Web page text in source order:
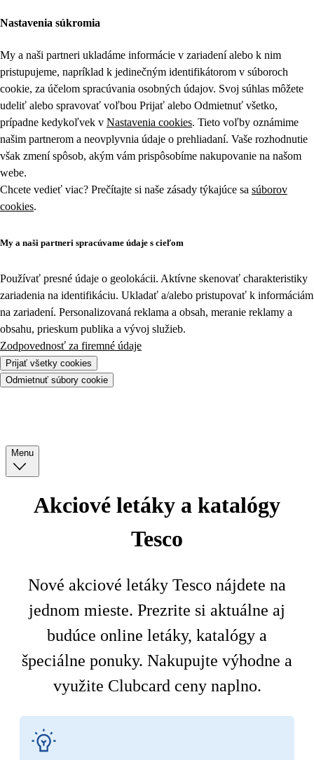
Nastavenia súkromia
My a naši partneri ukladáme informácie v zariadení alebo k nim
pristupujeme, napríklad k jedinečným identifikátorom v súboroch
cookie, za účelom spracúvania osobných údajov. Svoj súhlas môžete
udeliť alebo spravovať voľbou Prijať alebo Odmietnuť všetko,
prípadne kedykoľvek v Nastavenia cookies. Tieto voľby oznámime
našim partnerom a neovplyvnia údaje o prehliadaní. Vaše rozhodnutie
však zmení spôsob, akým vám prispôsobíme nakupovanie na našom
webe.
Chcete vedieť viac? Prečítajte si naše zásady týkajúce sa súborov
cookies.
My a naši partneri spracúvame údaje s cieľom
Používať presné údaje o geolokácii. Aktívne skenovať charakteristiky
zariadenia na identifikáciu. Ukladať a/alebo pristupovať k informáciám
na zariadení. Personalizovaná reklama a obsah, meranie reklamy a
obsahu, prieskum publika a vývoj služieb.
Zodpovednosť za firemné údaje
Prijať všetky cookies
Odmietnuť súbory cookie
Menu
Akciové letáky a katalógy
Tesco
Nové akciové letáky Tesco nájdete na
jednom mieste. Prezrite si aktuálne aj
budúce online letáky, katalógy a
špeciálne ponuky. Nakupujte výhodne a
využite Clubcard ceny naplno.